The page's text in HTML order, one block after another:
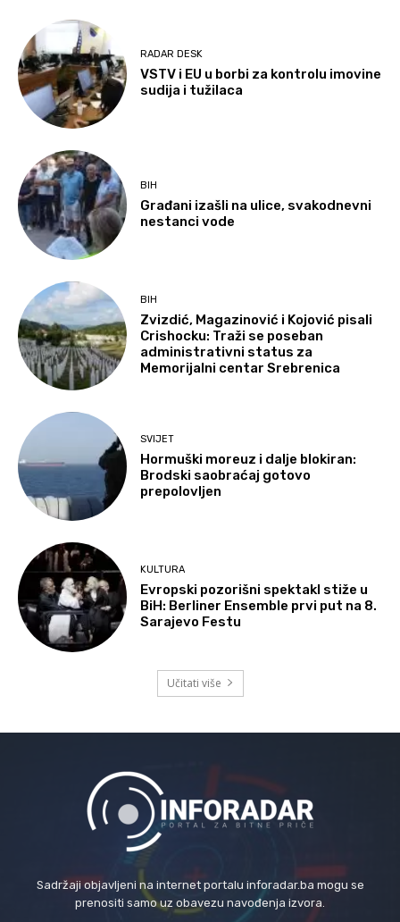
RADAR DESK
VSTV i EU u borbi za kontrolu imovine
sudija i tužilaca
BIH
Građani izašli na ulice, svakodnevni
nestanci vode
BIH
Zvizdić, Magazinović i Kojović pisali
Crishocku: Traži se poseban
administrativni status za
Memorijalni centar Srebrenica
SVIJET
Hormuški moreuz i dalje blokiran:
Brodski saobraćaj gotovo
prepolovljen
KULTURA
Evropski pozorišni spektakl stiže u
BiH: Berliner Ensemble prvi put na 8.
Sarajevo Festu
Učitati više
Sadržaji objavljeni na internet portalu inforadar.ba mogu se
prenositi samo uz obavezu navođenja izvora.